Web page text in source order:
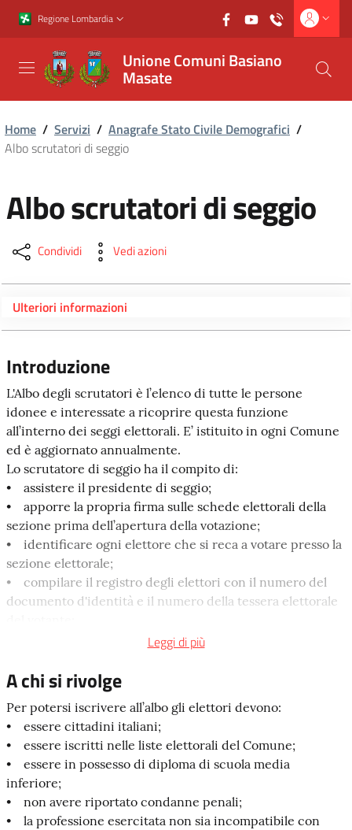
Vai al contenuto principale
Vai al footer
Regione Lombardia
Unione Comuni Basiano
Masate
Home / Servizi / Anagrafe Stato Civile Demografici /
Albo scrutatori di seggio
Albo scrutatori di seggio
Condividi Vedi azioni
Ulteriori informazioni
Introduzione
L'Albo degli scrutatori è l’elenco di tutte le persone
idonee e interessate a ricoprire questa funzione
all’interno dei seggi elettorali. E’ istituito in ogni Comune
ed è aggiornato annualmente.
Lo scrutatore di seggio ha il compito di:
• assistere il presidente di seggio;
• apporre la propria firma sulle schede elettorali della
sezione prima dell’apertura della votazione;
• identificare ogni elettore che si reca a votare presso la
sezione elettorale;
• compilare il registro degli elettori con il numero del
documento d'identità e il numero della tessera elettorale
• vidimare la tessera elettorale;
• redigere le tabelle di scrutinio durante le operazioni di
Leggi di più
A chi si rivolge
Per potersi iscrivere all’albo gli elettori devono:
• essere cittadini italiani;
• essere iscritti nelle liste elettorali del Comune;
• essere in possesso di diploma di scuola media
inferiore;
• non avere riportato condanne penali;
• la professione esercitata non sia incompatibile con